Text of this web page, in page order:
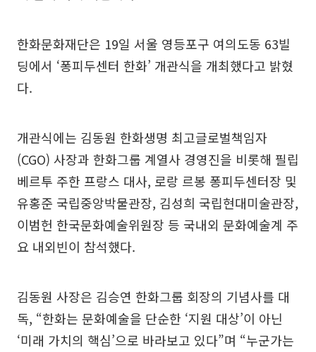
한화문화재단은 19일 서울 영등포구 여의도동 63빌
딩에서 ‘퐁피두센터 한화’ 개관식을 개최했다고 밝혔
다.
개관식에는 김동원 한화생명 최고글로벌책임자
(CGO) 사장과 한화그룹 계열사 경영진을 비롯해 필립
베르투 주한 프랑스 대사, 로랑 르봉 퐁피두센터장 및
유홍준 국립중앙박물관장, 김성희 국립현대미술관장,
이범헌 한국문화예술위원장 등 국내외 문화예술계 주
요 내외빈이 참석했다.
김동원 사장은 김승연 한화그룹 회장의 기념사를 대
독, “한화는 문화예술을 단순한 ‘지원 대상’이 아닌
‘미래 가치의 핵심’으로 바라보고 있다”며 “누군가는